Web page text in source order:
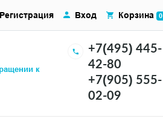
к
+7(495) 445-
42-80
+7(905) 555-
02-09
Регистрация Вход Корзина 0